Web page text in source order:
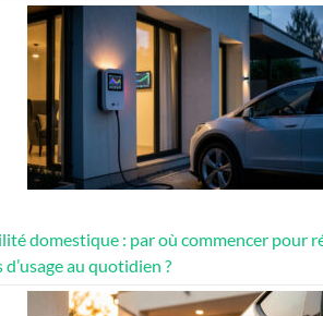
domestique : par où commencer pour
d’usage au quotidien ?